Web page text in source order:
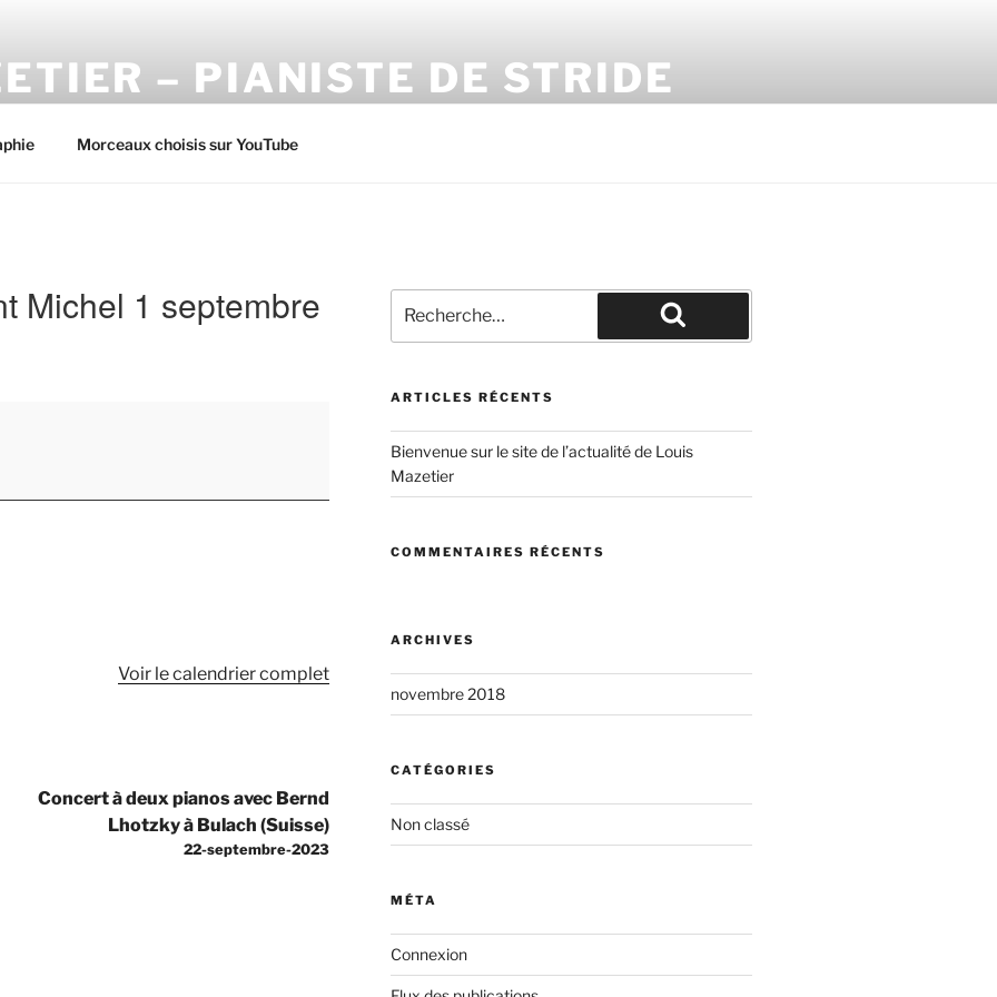
– PIANISTE DE STRIDE
Morceaux choisis sur YouTube
Michel 1 septembre
Voir le calendrier complet
Concert à deux pianos avec Bernd
Lhotzky à Bulach (Suisse)
22-septembre-2023
pour
:
Recherche
ARTICLES RÉCENTS
Bienvenue sur le site de l’actualité de Louis
Mazetier
COMMENTAIRES RÉCENTS
ARCHIVES
novembre 2018
CATÉGORIES
Non classé
MÉTA
Connexion